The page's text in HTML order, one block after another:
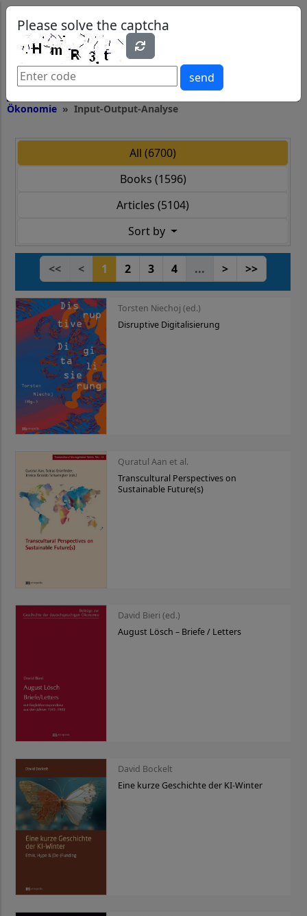
Please solve the captcha
send
Ökonomie Input-Output-Analyse
All (6700)
Books (1596)
Articles (5104)
Sort by
<< < 1 2 3 4 ... > >>
Torsten Niechoj (ed.)
Disruptive Digitalisierung
Quratul Aan et al.
Transcultural Perspectives on
Sustainable Future(s)
David Bieri (ed.)
August Lösch – Briefe / Letters
David Bockelt
Eine kurze Geschichte der KI-Winter